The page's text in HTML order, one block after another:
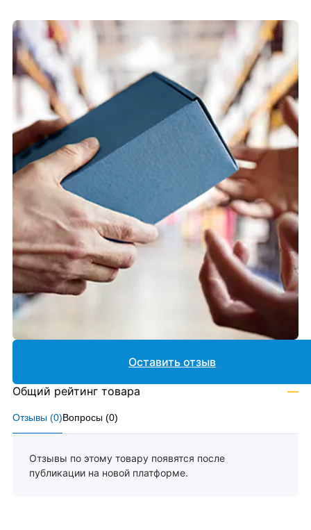
Отзывы (0)Вопросы (0)
Отзывы по этому товару появятся после
публикации на новой платформе.
Оставить отзыв
Общий рейтинг товара —